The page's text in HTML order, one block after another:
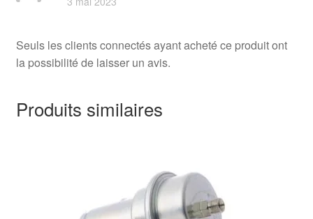
Seuls les clients connectés ayant acheté ce produit ont
la possibilité de laisser un avis.
Produits similaires